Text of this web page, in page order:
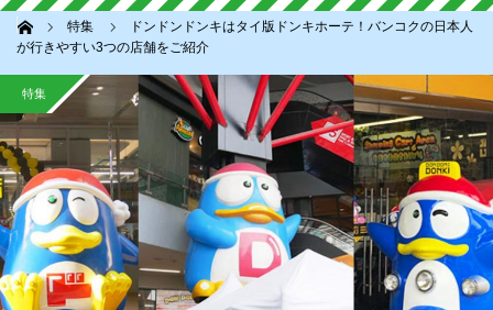
ホーム 特集
ドンドンドンキはタイ版ドンキホーテ！バンコクの日本人
が行きやすい3つの店舗をご紹介
特集